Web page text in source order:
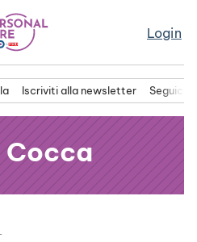
Login
Iscriviti alla newsletter Seguici
Cocca